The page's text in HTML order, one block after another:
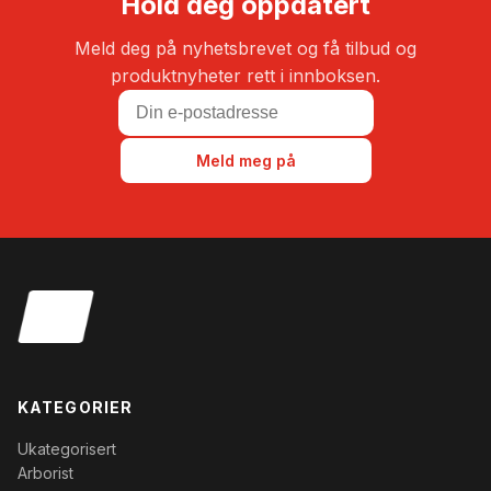
Meld deg på nyhetsbrevet og få tilbud og
produktnyheter rett i innboksen.
Meld meg på
KATEGORIER
Ukategorisert
Arborist